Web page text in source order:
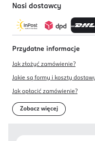
Nasi dostawcy
Przydatne informacje
Jak złożyć zamówienie?
Jakie są formy i koszty
Jak opłacić zamówienie?
Zobacz więcej